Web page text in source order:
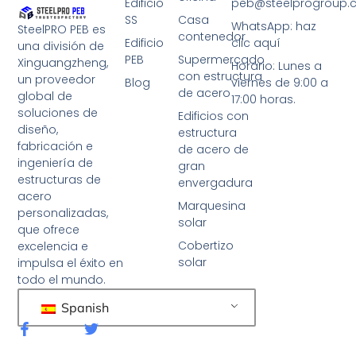
SteelPRO PEB es
una división de
Xinguangzheng,
un proveedor
global de
soluciones de
diseño,
fabricación e
ingeniería de
estructuras de
acero
personalizadas,
que ofrece
excelencia e
impulsa el éxito en
todo el mundo.
Spanish
F
a
G
Casa
contenedor
Supermercado
con estructura
de acero
Edificios con
estructura
de acero de
gran
envergadura
Marquesina
solar
Cobertizo
solar
SS
Edificio
PEB
Blog
WhatsApp: haz
clic aquí
Horario: Lunes a
viernes de 9:00 a
17:00 horas.